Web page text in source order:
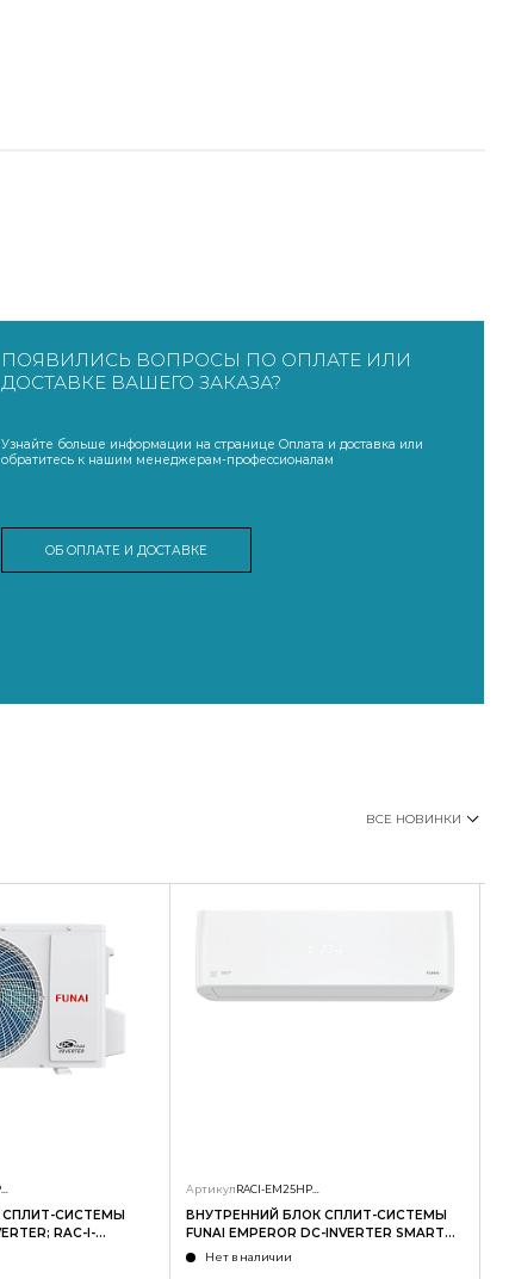
ПОЯВИЛИСЬ ВОПРОСЫ ПО ОПЛАТЕ ИЛИ
ДОСТАВКЕ ВАШЕГО ЗАКАЗА?
Узнайте больше информации на странице Оплата и доставка или
обратитесь к нашим менеджерам-профессионалам
ОБ ОПЛАТЕ И ДОСТАВКЕ
ВСЕ НОВИНКИ
СИСТЕМЫ
RAC-I-
Артикул RACI-EM25HP.D04/S
ВНУТРЕННИЙ БЛОК СПЛИТ-СИСТЕМЫ
FUNAI EMPEROR DC-INVERTER SMART
EYE; RACI-EM25HP.D04/S
Нет в наличии